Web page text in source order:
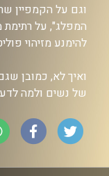
וגם על הקמפיין
המפלג", על רתימת
להימנע מזיהוי
ואיך לא, כמובן
של נשים ולמה